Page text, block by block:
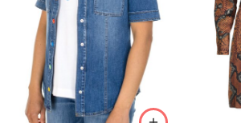
42
44
46
42
44
46